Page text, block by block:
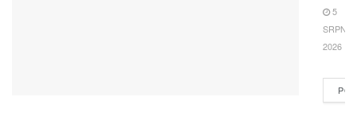
5
SRPNA,
2026